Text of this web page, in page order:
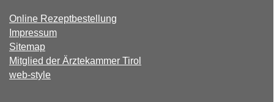
Online Rezeptbestellung
Impressum
Sitemap
Mitglied der Ärztekammer Tirol
web-style